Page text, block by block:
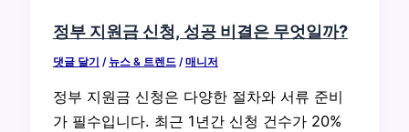
정부 지원금 신청, 성공 비결은 무엇일까?
댓글 달기 / 뉴스 & 트렌드 /매니저
정부 지원금 신청은 다양한 절차와 서류 준비
가 필수입니다. 최근 1년간 신청 건수가 20%